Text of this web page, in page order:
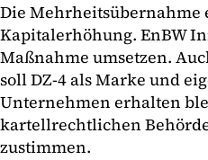
Die Mehrheitsübernahme
Kapitalerhöhung. EnBW
Maßnahme umsetzen.
soll DZ-4 als Marke und
Unternehmen erhalten
kartellrechtlichen
zustimmen.